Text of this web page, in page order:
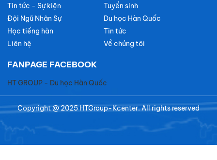
Tin tức - Sự kiện
Tuyển sinh
Đội Ngũ Nhân Sự
Du học Hàn Quốc
Học tiếng hàn
Tin tức
Liên hệ
Về chúng tôi
FANPAGE FACEBOOK
HT GROUP - Du học Hàn Quốc
Copyright @ 2025 HTGroup-Kcenter. All rights reserved